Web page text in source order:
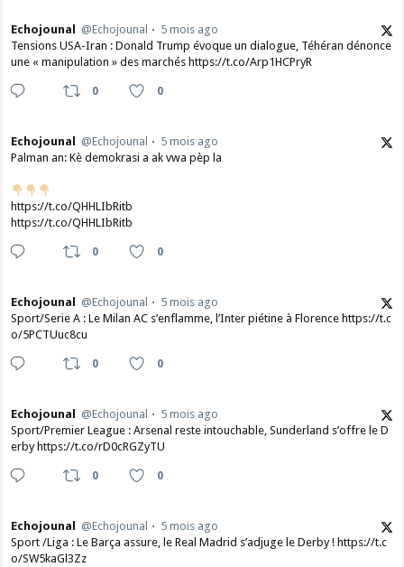
Echojounal @Echojounal
5 mois ago
Tensions USA-Iran : Donald Trump évoque un dialogue, Téhéran dénonce
une « manipulation » des marchés https://t.co/Arp1HCPryR
0 0
Echojounal @Echojounal
5 mois ago
Palman an: Kè demokrasi a ak vwa pèp la
https://t.co/QHHLIbRitb
https://t.co/QHHLIbRitb
0 0
Echojounal @Echojounal
5 mois ago
Sport/Serie A : Le Milan AC s’enflamme, l’Inter piétine à Florence https://t.c
o/5PCTUuc8cu
0 0
Echojounal @Echojounal
5 mois ago
Sport/Premier League : Arsenal reste intouchable, Sunderland s’offre le D
erby https://t.co/rD0cRGZyTU
0 0
Echojounal @Echojounal
5 mois ago
Sport /Liga : Le Barça assure, le Real Madrid s’adjuge le Derby ! https://t.c
o/SW5kaGl3Zz